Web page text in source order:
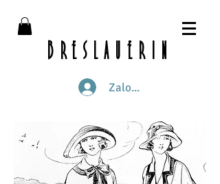
breslauerin
Zaloguj się